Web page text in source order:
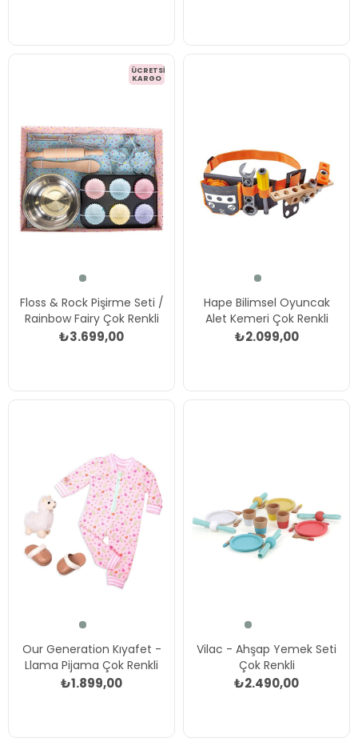
Floss & Rock Pişirme Seti /
Rainbow Fairy Çok Renkli
₺3.699,00
ÜCRETSIZ
KARGO
Hape Bilimsel Oyuncak
Alet Kemeri Çok Renkli
₺2.099,00
Our Generation Kıyafet -
Llama Pijama Çok Renkli
₺1.899,00
Vilac - Ahşap Yemek Seti
Çok Renkli
₺2.490,00